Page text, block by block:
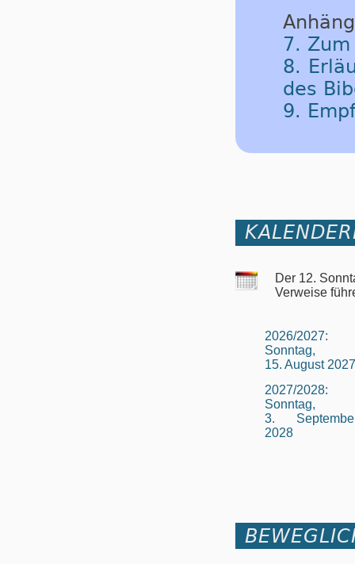
7.
8.
des
9.
Der 12.
Verweise
2026/2027:
Sonntag,
15. August 2027
2027/2028:
Sonntag,
3.
2028